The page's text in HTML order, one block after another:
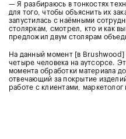
— Я разбираюсь в тонкостях
для того, чтобы объяснить их
запустилась с наёмными
столяркам, смотрел, кто и как
предложил двум столярам
На данный момент [в Brushwood]
четыре человека на аутсорсе.
момента обработки материала
отвечающий за покрытие
работе с клиентами, маркетолог